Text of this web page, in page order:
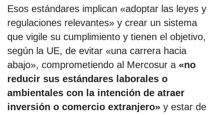
Esos estándares implican «adoptar las leyes y
regulaciones relevantes» y crear un sistema
que vigile su cumplimiento y tienen el objetivo,
según la UE, de evitar «una carrera hacia
abajo», comprometiendo al Mercosur a «no
reducir sus estándares laborales o
ambientales con la intención de atraer
inversión o comercio extranjero» y estar de